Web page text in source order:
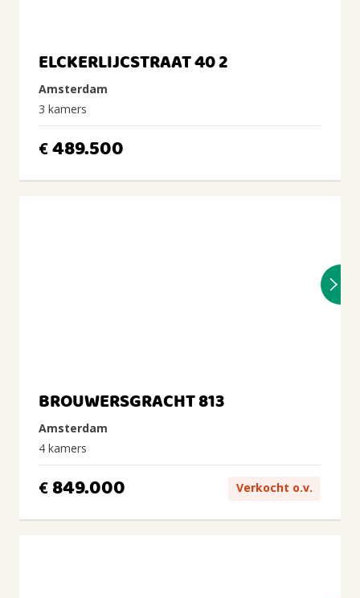
ELCKERLIJCSTRAAT 40 2
Amsterdam
3 kamers
€489.500
BROUWERSGRACHT 813
Amsterdam
4 kamers
€ 849.000 Verkocht o.v.